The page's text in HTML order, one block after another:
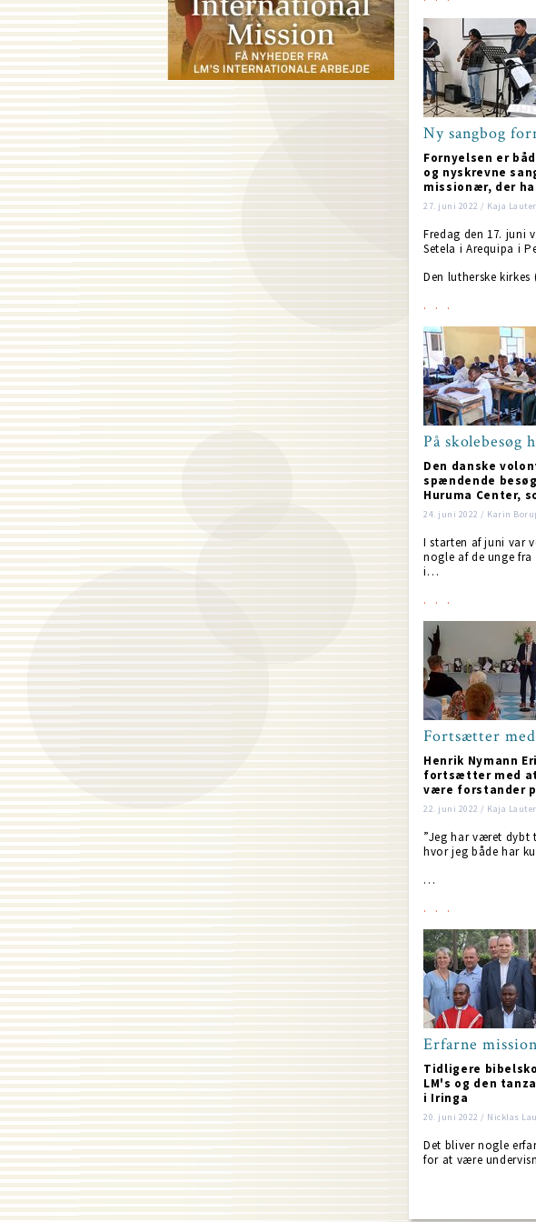
Ny sangbog
Fornyelsen er
og nyskrevne
missionær, der
27. juni 2022 / Kaja
Fredag den 17. juni
Setela i Arequipa i
Den lutherske
På skolebesøg
Den danske
spændende
Huruma Center,
24. juni 2022 / Karin
I starten af juni var
nogle af de unge
i…
Fortsætter
Henrik Nymann
fortsætter med at
være forstander
22. juni 2022 / Kaja
”Jeg har været dybt
hvor jeg både har
…
Erfarne
Tidligere
LM's og den
i Iringa
20. juni 2022 / Nicklas
Det bliver nogle
for at være